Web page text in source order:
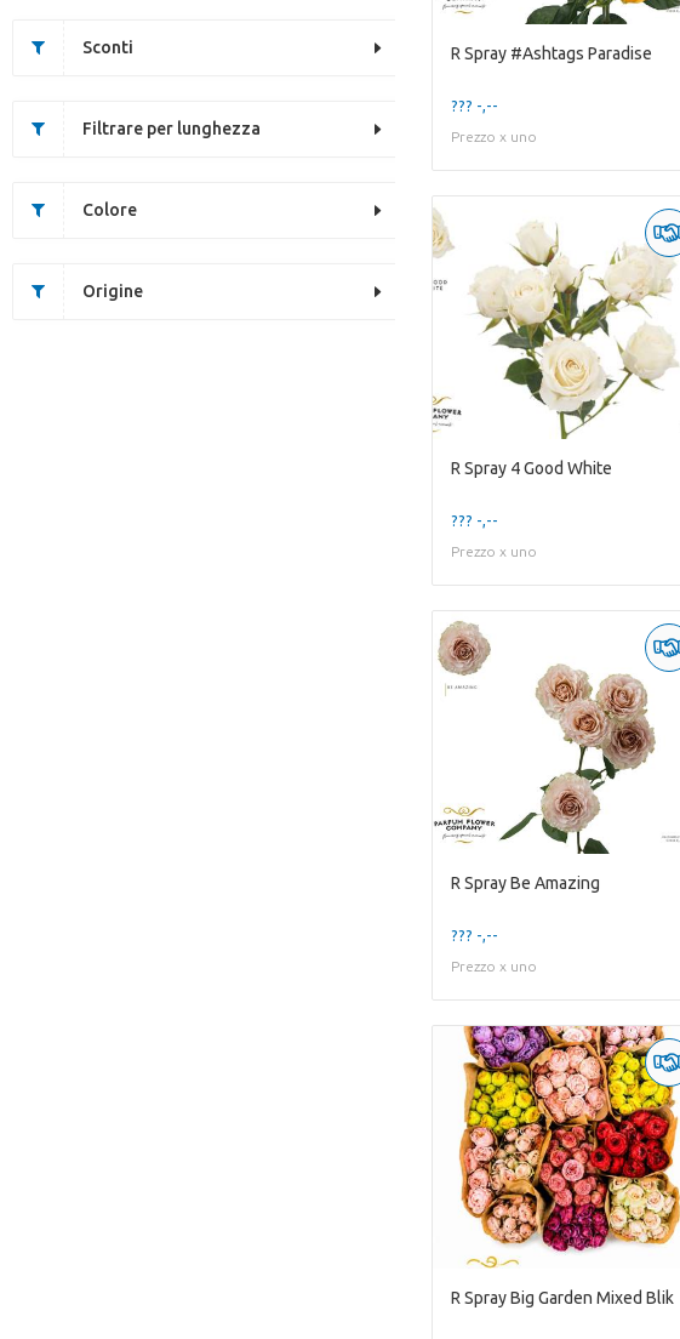
Sconti
Filtrare per lunghezza
Colore
Origine
R Spray #Ashtags Paradise
??? -,--
Prezzo x uno
R Spray 4 Good White
??? -,--
Prezzo x uno
R Spray Be Amazing
??? -,--
Prezzo x uno
R Spray Big Garden Mixed Blik